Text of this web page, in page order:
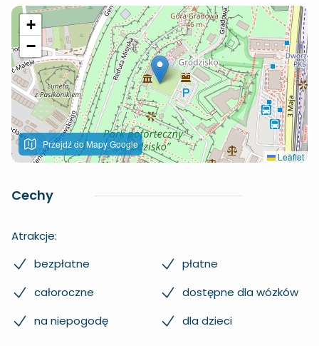
+
−
Przejdź do Mapy Google
Leaflet
Cechy
Atrakcje:
bezpłatne
płatne
całoroczne
dostępne dla wózków
na niepogodę
dla dzieci